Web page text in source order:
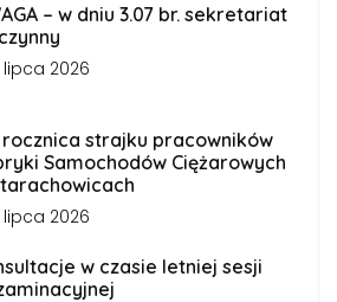
– w dniu 3.07 br. sekretariat
2026
rocznica strajku pracowników
Samochodów Ciężarowych
2026
w czasie letniej sesji